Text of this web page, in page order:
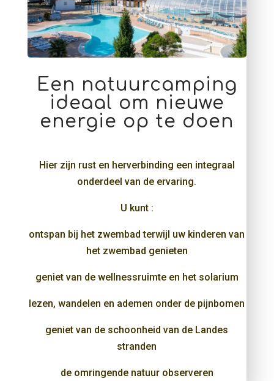
Een natuurcamping
ideaal om nieuwe
energie op te doen
Hier zijn rust en herverbinding een integraal
onderdeel van de ervaring.
U kunt :
ontspan bij het zwembad terwijl uw kinderen van
het zwembad genieten
geniet van de wellnessruimte en het solarium
lezen, wandelen en ademen onder de pijnbomen
geniet van de schoonheid van de Landes
stranden
de omringende natuur observeren